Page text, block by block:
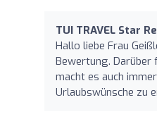
TUI TRAVEL Star
Hallo liebe Frau
Bewertung. Darüber
macht es auch
Urlaubswünsche zu